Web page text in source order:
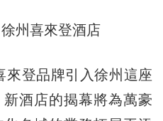
州喜來登酒店
登品牌引入徐州這座
酒店的揭幕將為萬豪